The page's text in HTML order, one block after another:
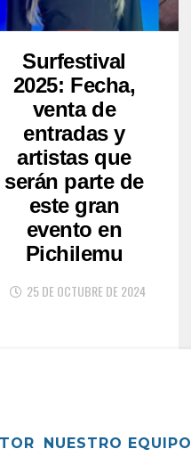
Surfestival
2025: Fecha,
venta de
entradas y
artistas que
serán parte de
este gran
evento en
Pichilemu
25 DE OCTUBRE DE 2024
NUESTRO EQUIPO